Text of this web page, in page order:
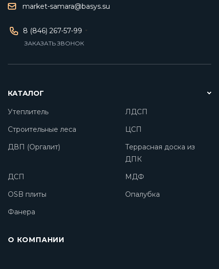
market-samara@basys.su
8 (846) 267-57-99
ЗАКАЗАТЬ ЗВОНОК
КАТАЛОГ
Утеплитель
ЛДСП
Строительные леса
ЦСП
ДВП (Оргалит)
Террасная доска из
ДПК
ДСП
МДФ
OSB плиты
Опалубка
Фанера
О КОМПАНИИ